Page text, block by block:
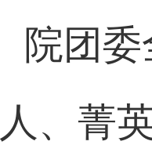
院团
人、菁